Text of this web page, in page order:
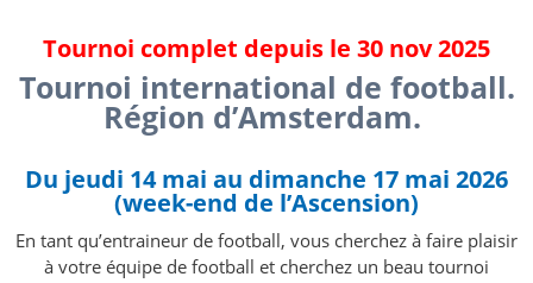
Tournoi complet depuis le 30 nov 2025
Tournoi international de football.
Région d’Amsterdam.
Du jeudi 14 mai au dimanche 17 mai 2026
(week-end de l’Ascension)
En tant qu’entraineur de football, vous cherchez à faire plaisir
à votre équipe de football et cherchez un beau tournoi